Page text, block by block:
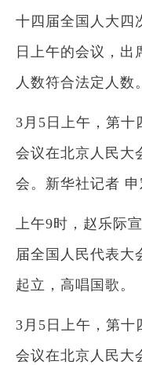
十四届全国人大四
日上午的会议，出
人数符合法定人数。
3月5日上午，第十
会议在北京人民大
会。新华社记者
上午9时，赵乐际
届全国人民代表大
起立，高唱国歌。
3月5日上午，第十
会议在北京人民大